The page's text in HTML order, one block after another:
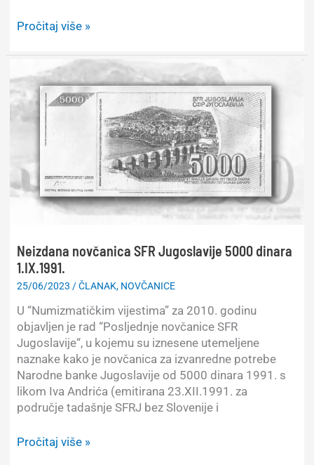
Neke
varijanti
Ordena
narodnog
oslobođenja
Pročitaj više »
Neizdana novčanica SFR Jugoslavije 5000 dinara
1.IX.1991.
25/06/2023/ČLANAK, NOVČANICE
U “Numizmatičkim vijestima” za 2010. godinu
objavljen je rad “Posljednje novčanice SFR
Jugoslavije“, u kojemu su iznesene utemeljene
naznake kako je novčanica za izvanredne potrebe
Narodne banke Jugoslavije od 5000 dinara 1991. s
likom Iva Andrića (emitirana 23.XII.1991. za
područje tadašnje SFRJ bez Slovenije i
Neizdana
Pročitaj više »